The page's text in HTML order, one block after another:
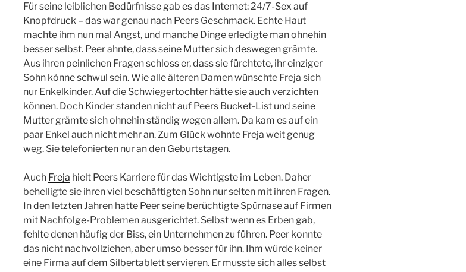
Für seine leiblichen Bedürfnisse gab es das Internet: 24/7-Sex auf
Knopfdruck – das war genau nach Peers Geschmack. Echte Haut
machte ihm nun mal Angst, und manche Dinge erledigte man ohnehin
besser selbst. Peer ahnte, dass seine Mutter sich deswegen grämte.
Aus ihren peinlichen Fragen schloss er, dass sie fürchtete, ihr einziger
Sohn könne schwul sein. Wie alle älteren Damen wünschte Freja sich
nur Enkelkinder. Auf die Schwiegertochter hätte sie auch verzichten
können. Doch Kinder standen nicht auf Peers Bucket-List und seine
Mutter grämte sich ohnehin ständig wegen allem. Da kam es auf ein
paar Enkel auch nicht mehr an. Zum Glück wohnte Freja weit genug
weg. Sie telefonierten nur an den Geburtstagen.
Auch Freja hielt Peers Karriere für das Wichtigste im Leben. Daher
behelligte sie ihren viel beschäftigten Sohn nur selten mit ihren Fragen.
In den letzten Jahren hatte Peer seine berüchtigte Spürnase auf Firmen
mit Nachfolge-Problemen ausgerichtet. Selbst wenn es Erben gab,
fehlte denen häufig der Biss, ein Unternehmen zu führen. Peer konnte
das nicht nachvollziehen, aber umso besser für ihn. Ihm würde keiner
eine Firma auf dem Silbertablett servieren. Er musste sich alles selbst